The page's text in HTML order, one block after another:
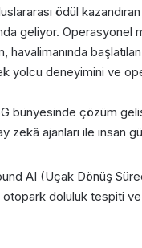
ödül
geliyor.
yolcu deneyimini ve
bünyesinde çözüm
zekâ ajanları ile insan
AI (Uçak Dönüş
otopark doluluk tespiti